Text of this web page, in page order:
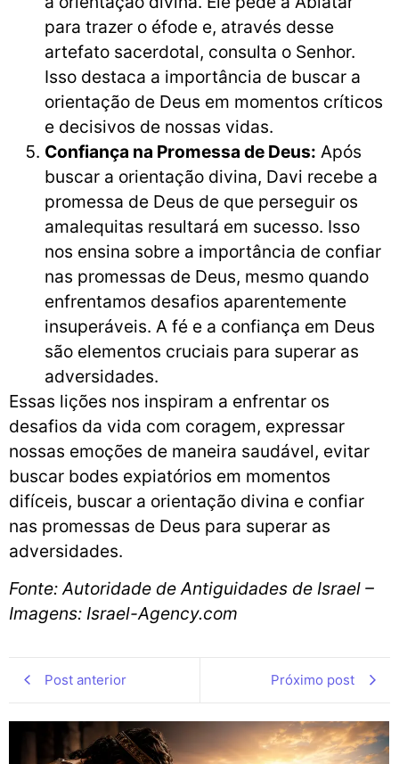
para trazer o éfode e, através desse
artefato sacerdotal, consulta o Senhor.
Isso destaca a importância de buscar a
orientação de Deus em momentos críticos
e decisivos de nossas vidas.
Confiança na Promessa de Deus: Após
buscar a orientação divina, Davi recebe a
promessa de Deus de que perseguir os
amalequitas resultará em sucesso. Isso
nos ensina sobre a importância de confiar
nas promessas de Deus, mesmo quando
enfrentamos desafios aparentemente
insuperáveis. A fé e a confiança em Deus
são elementos cruciais para superar as
adversidades.
Essas lições nos inspiram a enfrentar os
desafios da vida com coragem, expressar
nossas emoções de maneira saudável, evitar
buscar bodes expiatórios em momentos
difíceis, buscar a orientação divina e confiar
nas promessas de Deus para superar as
adversidades.
Fonte: Autoridade de Antiguidades de Israel –
Imagens: Israel-Agency.com
Post anterior Próximo post